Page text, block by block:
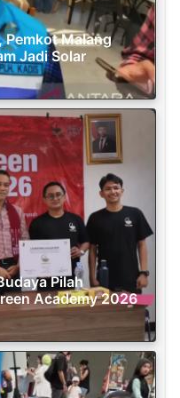
Pemkot Malang
Jadi Solar
Pilah
Academy 2026